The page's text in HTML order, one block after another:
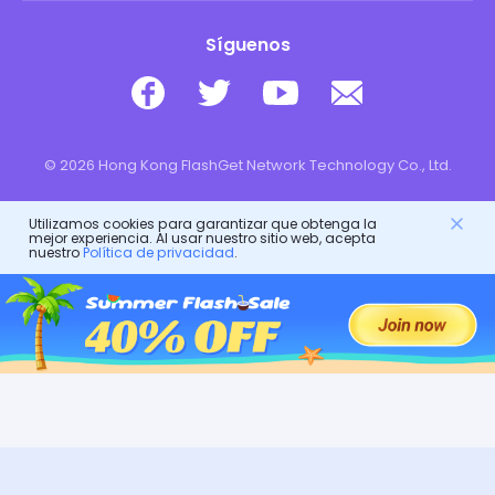
Síguenos
© 2026 Hong Kong FlashGet Network Technology Co., Ltd.
Utilizamos cookies para garantizar que obtenga la
mejor experiencia. Al usar nuestro sitio web, acepta
nuestroPolítica de privacidad.